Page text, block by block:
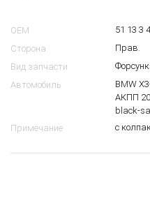
OEM
51 13 3
Сторона
Прав.
Вид запчасти
Автомобиль
BMW
АКПП
black-
Примечание
с